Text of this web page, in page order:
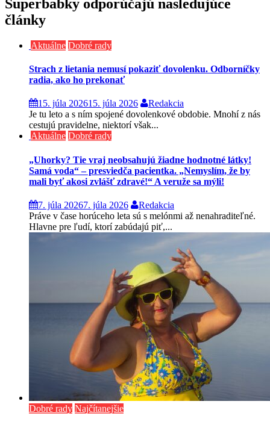
Superbabky odporúčajú nasledujúce
články
Aktuálne Dobré rady
Strach z lietania nemusí pokaziť dovolenku. Odborníčky
radia, ako ho prekonať
15. júla 202615. júla 2026
Redakcia
Je tu leto a s ním spojené dovolenkové obdobie. Mnohí z nás
cestujú pravidelne, niektorí však...
Aktuálne Dobré rady
„Uhorky? Tie vraj neobsahujú žiadne hodnotné látky!
Samá voda“ – presviedča pacientka. „Nemyslím, že by
mali byť akosi zvlášť zdravé!“ A veruže sa mýli!
7. júla 20267. júla 2026
Redakcia
Práve v čase horúceho leta sú s melónmi až nenahraditeľné.
Hlavne pre ľudí, ktorí zabúdajú piť,...
Dobré rady Najčítanejšie